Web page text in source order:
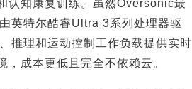
认知康复训练。虽然Oversonic最
英特尔酷睿Ultra 3系列处理器驱
推理和运动控制工作负载提供实时
成本更低且完全不依赖云。